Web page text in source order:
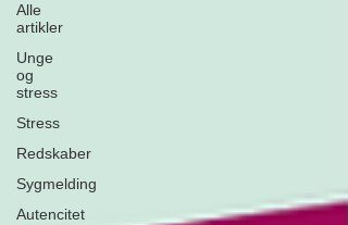
Alle
artikler
Unge
og
stress
Stress
Redskaber
Sygmelding
Autencitet